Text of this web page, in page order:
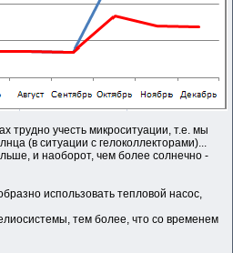
трудно учесть микроситуации, т.е. мы
(в ситуации с гелоколлекторами)...
и наоборот, чем более солнечно -
использовать тепловой насос,
тем более, что со временем